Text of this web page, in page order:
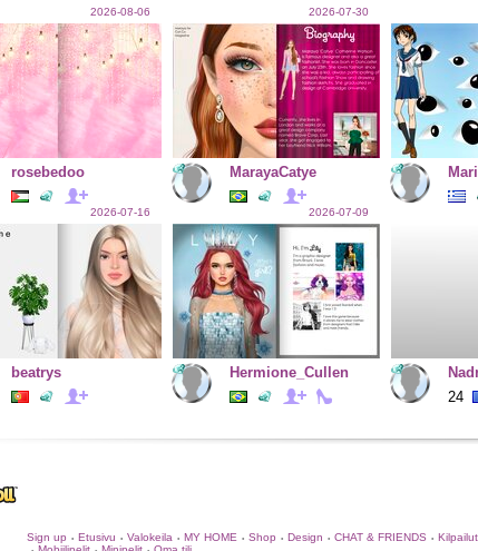
2026-08-06
rosebedoo
2026-07-30
MarayaCatye
2026-07-16
beatrys
2026-07-09
Hermione_Cullen
24
Sign up • Etusivu • Valokeila • MY HOME • Shop • Design • CHAT & FRIENDS • Kilpailut